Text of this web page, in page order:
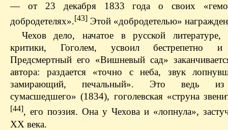
— от 23 декабря 1833 года о своих
добродетелях».[43] Этой «добродетелью»
Чехов дело, начатое в русской
критики, Гоголем, усвоил бестрепетно и
Предсмертный его «Вишневый сад»
автора: раздается «точно с неба, звук
замирающий, печальный». Это ведь из
сумасшедшего» (1834), гоголевская «струна
[44], его поэзия. Она у Чехова и «лопнула»,
XX века.